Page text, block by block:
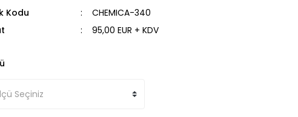
Kodu
CHEMICA-340
95,00 EUR + KDV